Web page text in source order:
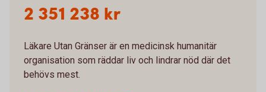
2 351 238 kr
Läkare Utan Gränser är en medicinsk humanitär
organisation som räddar liv och lindrar nöd där det
behövs mest.